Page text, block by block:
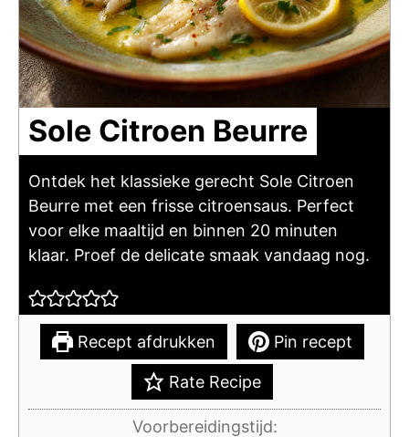
Sole Citroen Beurre
Ontdek het klassieke gerecht Sole Citroen
Beurre met een frisse citroensaus. Perfect
voor elke maaltijd en binnen 20 minuten
klaar. Proef de delicate smaak vandaag nog.
Recept afdrukken Pin recept
Rate Recipe
Voorbereidingstijd: